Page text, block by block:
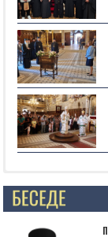
Posts not